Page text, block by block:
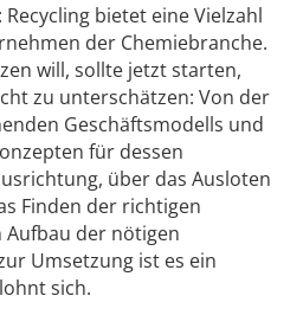
bietet eine Vielzahl
der Chemiebranche.
will, sollte jetzt starten,
zu unterschätzen: Von der
Geschäftsmodells und
für dessen
über das Ausloten
Finden der richtigen
der nötigen
Umsetzung ist es ein
sich.